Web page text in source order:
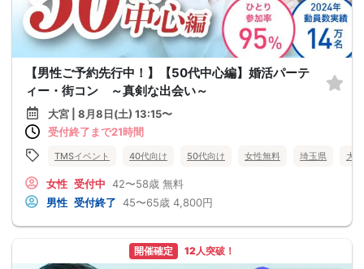
【男性ご予約先行中！】【50代中心編】婚活パーテ
ィー・街コン ～真剣な出会い～
大宮 | 8月8日(土) 13:15〜
受付終了まで21時間
TMSイベント 40代向け 50代向け 女性無料 埼玉県 大宮
女性 受付中 42〜58歳 無料
男性 受付終了 45〜65歳 4,800円
開催確定 12人突破！